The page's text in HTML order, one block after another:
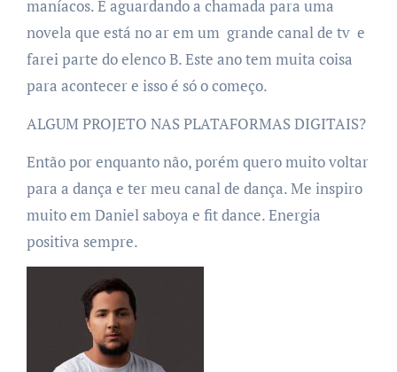
maníacos. E aguardando a chamada para uma
novela que está no ar em um grande canal de tv e
farei parte do elenco B. Este ano tem muita coisa
para acontecer e isso é só o começo.
ALGUM PROJETO NAS PLATAFORMAS DIGITAIS?
Então por enquanto não, porém quero muito voltar
para a dança e ter meu canal de dança. Me inspiro
muito em Daniel saboya e fit dance. Energia
positiva sempre.